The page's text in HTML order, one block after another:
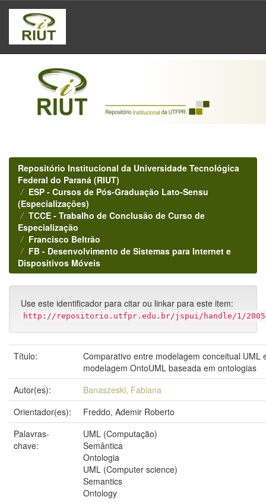
Skip
navigation
Repositório Institucional da Universidade Tecnológica
Federal do Paraná (RIUT)
ESP - Cursos de Pós-Graduação Lato-Sensu
(Especializações)
TCCE - Trabalho de Conclusão de Curso de
Especialização
Francisco Beltrão
FB - Desenvolvimento de Sistemas para Internet e
Dispositivos Móveis
Use este identificador para citar ou linkar para este item:
http://repositorio.utfpr.edu.br/jspui/handle/1/
Título:
Comparativo entre modelagem conceitual UML
modelagem OntoUML baseada em ontologias
Autor(es):
Banaszeski, Fabiana
Orientador(es):
Freddo, Ademir Roberto
Palavras-
chave:
UML (Computação)
Semântica
Ontologia
UML (Computer science)
Semantics
Ontology